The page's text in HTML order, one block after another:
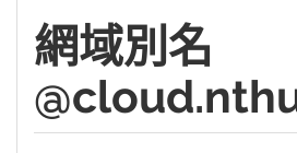
網域別名